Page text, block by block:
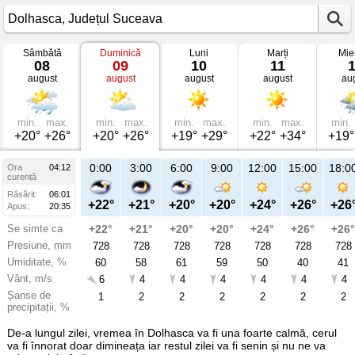
Vremea
Dolhasca
mâine
Județul
Suceava
Sâmbătă
08
august
min.
+20°
max.
+26°
Duminică
09
august
min.
+20°
max.
+26°
Luni
10
august
min.
+19°
max.
+29°
Marți
11
august
min.
+22°
max.
+34°
min.
+19°
Ora
04:12
curentă
Răsărit:
06:01
Apus:
20:35
Se simte ca
Presiune, mm
Umiditate, %
Vânt, m/s
Șanse de
precipitații, %
21:00
+24°
+24°
728
49
5
7
Du
aug
0:00
+22°
+22°
728
60
6
1
3:00
+21°
+21°
728
58
4
2
6:00
+20°
+20°
728
61
4
2
9:00
+20°
+20°
728
59
4
2
12:00
+24°
+24°
728
50
4
2
15:00
+26°
+26°
728
40
4
2
+26°
728
41
4
2
De-a lungul zilei, vremea în Dolhasca va fi una foarte calmă, cerul
va fi înnorat doar dimineața iar restul zilei va fi senin și nu ne va